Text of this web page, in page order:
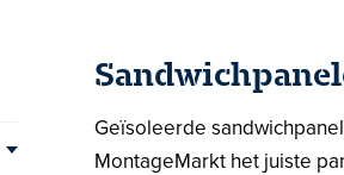
Geïsoleerde
MontageMarkt het juiste